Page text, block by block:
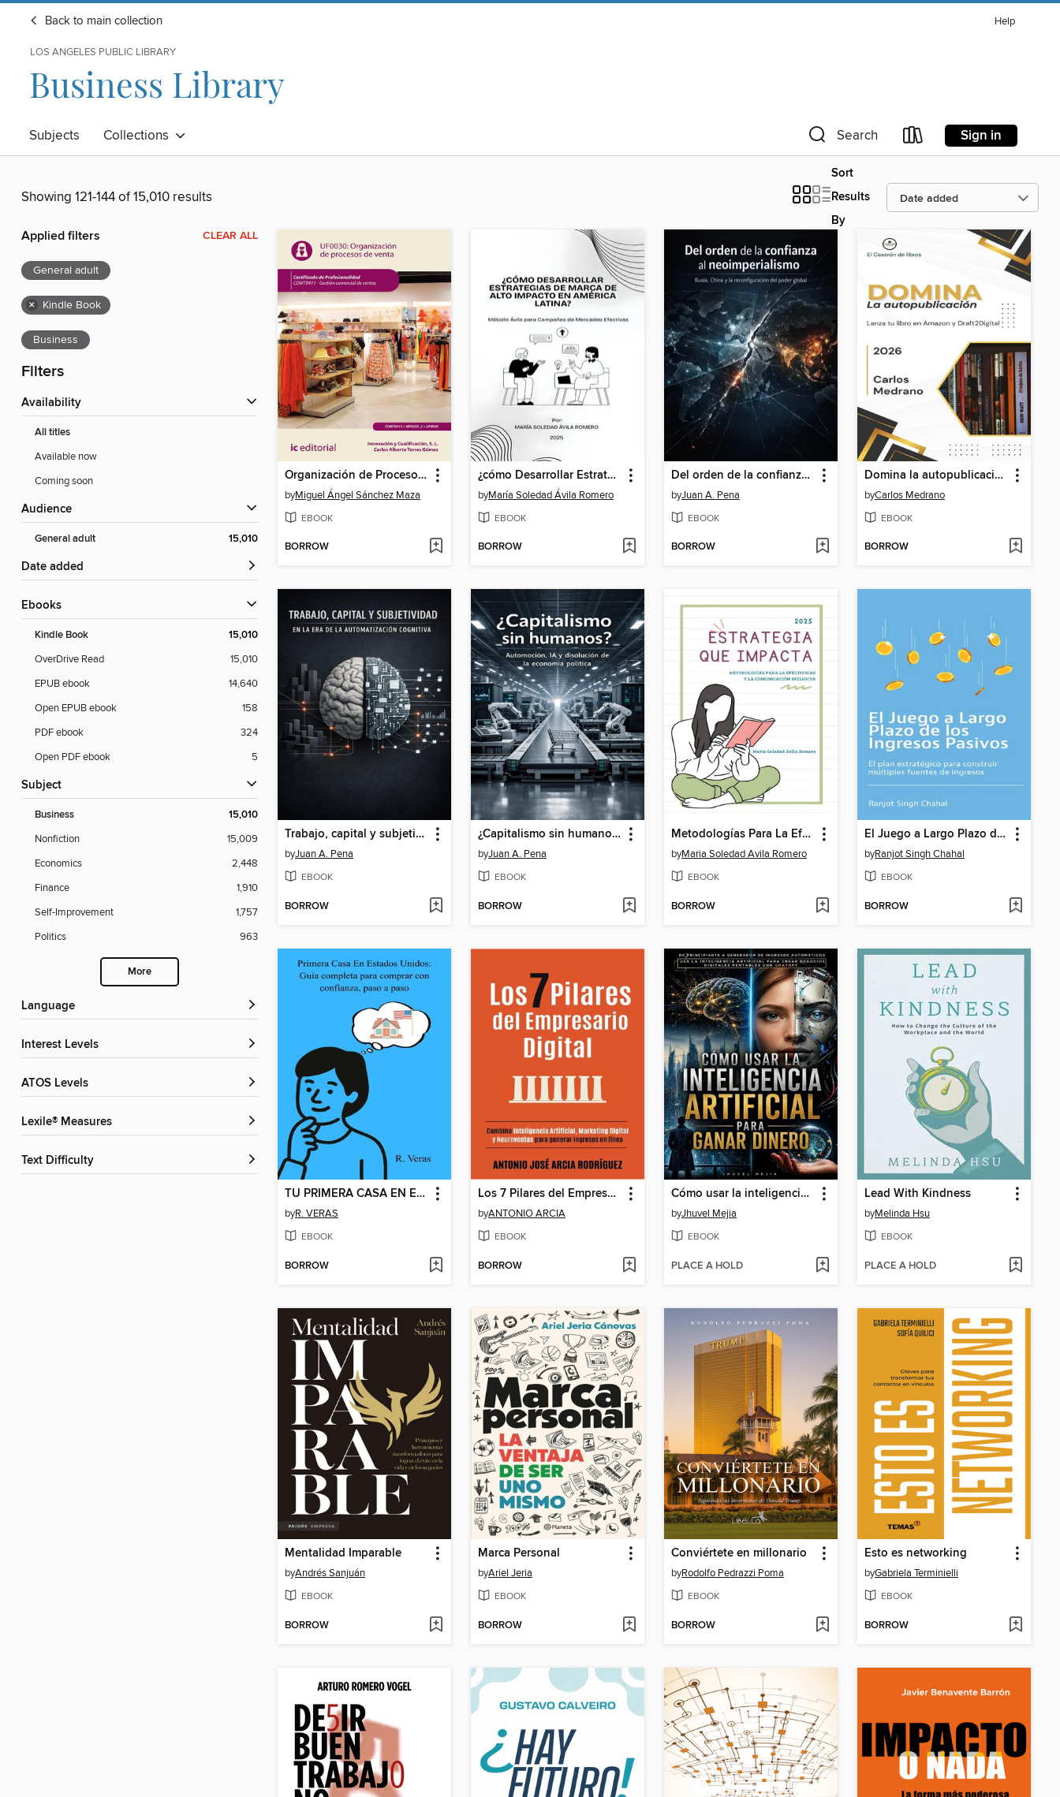
Back to main collection Help
LOS ANGELES PUBLIC LIBRARY
Business Library
Subjects Collections Search Sign in
Showing 121-144 of 15,010 results
Sort
Results
By
Applied filters CLEAR ALL
General adult
× Kindle Book
Business
Filters
Availability
All titles
Available now
Coming soon
Audience
General adult 15,010
Date added
ebooks
Kindle Book 15,010
OverDrive Read
15,010
EPUB ebook
14,640
Open EPUB ebook
158
PDF ebook
324
Open PDF ebook
5
Subject
Business 15,010
Nonfiction
15,009
Economics
2,448
Finance
1,910
Self-Improvement
1,757
Politics
963
More
Language
Interest Levels
ATOS Levels
Lexile® Measures
Text Difficulty
Organización de Procesos de Venta. COMT0411
byMiguel Ángel Sánchez Maza
EBOOK
BORROW
¿cómo Desarrollar Estrategias De Marca De Alto Impacto En América Latina?
byMaría Soledad Ávila Romero
EBOOK
BORROW
Del orden de la confianza al neoimperialismo
byJuan A. Pena
EBOOK
BORROW
Domina la autopublicación
byCarlos Medrano
EBOOK
BORROW
Trabajo, capital y subjetividad en la era de la automatización cognitiva
byJuan A. Pena
EBOOK
BORROW
¿Capitalismo sin humanos?
byJuan A. Pena
EBOOK
BORROW
Metodologías Para La Efectividad Creativa Y La Comunicación Inclusiva
byMaria Soledad Avila Romero
EBOOK
BORROW
El Juego a Largo Plazo de los Ingresos Pasivos
byRanjot Singh Chahal
EBOOK
BORROW
TU PRIMERA CASA EN ESTADOS UNIDOS
byR. VERAS
EBOOK
BORROW
Los 7 Pilares del Empresario Digital
byANTONIO ARCIA
EBOOK
BORROW
Cómo usar la inteligencia artificial para ganar dinero
byJhuvel Mejia
EBOOK
PLACE A HOLD
Lead With Kindness
byMelinda Hsu
EBOOK
PLACE A HOLD
Mentalidad Imparable
byAndrés Sanjuán
EBOOK
BORROW
Marca Personal
byAriel Jeria
EBOOK
BORROW
Conviértete en millonario
byRodolfo Pedrazzi Poma
EBOOK
BORROW
Esto es networking
byGabriela Terminielli
EBOOK
BORROW